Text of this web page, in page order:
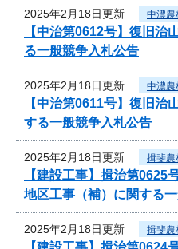
2025年2月18日更新 中濃農
【中治第0612号】復旧
る一般競争入札公告
2025年2月18日更新 中濃農
【中治第0611号】復旧
する一般競争入札公告
2025年2月18日更新 揖斐農
【建設工事】揖治第0625
地区工事（補）に関する
2025年2月18日更新 揖斐農